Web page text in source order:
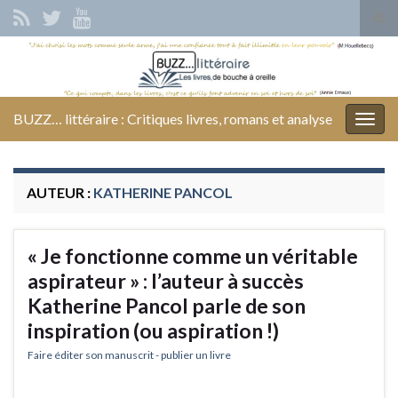
Search for:
BUZZ… littéraire : Critiques livres, romans et analyse
AUTEUR : KATHERINE PANCOL
« Je fonctionne comme un véritable
aspirateur » : l’auteur à succès
Katherine Pancol parle de son
inspiration (ou aspiration !)
Faire éditer son manuscrit - publier un livre